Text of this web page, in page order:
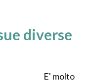
diverse
E' molto